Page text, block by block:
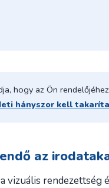
hogy az Ön
hányszor kell
az
vizuális rendezettség